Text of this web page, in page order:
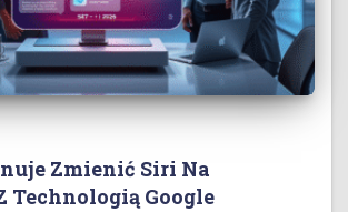
Zmienić Siri Na
Technologią Google